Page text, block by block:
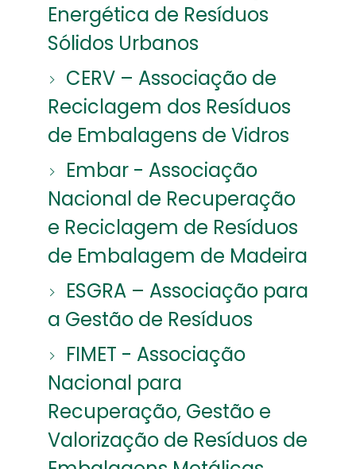
Energética de Resíduos
Sólidos Urbanos
CERV – Associação de
Reciclagem dos Resíduos
de Embalagens de Vidros
Embar - Associação
Nacional de Recuperação
e Reciclagem de Resíduos
de Embalagem de Madeira
ESGRA – Associação para
a Gestão de Resíduos
FIMET - Associação
Nacional para
Recuperação, Gestão e
Valorização de Resíduos de